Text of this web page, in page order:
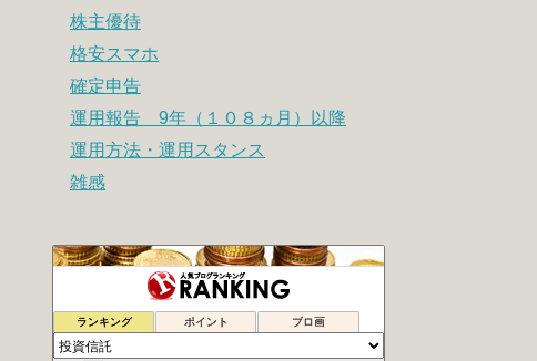
株主優待
格安スマホ
確定申告
運用報告 9年（１０８ヵ月）以降
運用方法・運用スタンス
雑感
ランキング ポイント ブロ画
71位 ITリーマンが一人で目指すFIRE生活
72位 20代から実践！投資で資産運用